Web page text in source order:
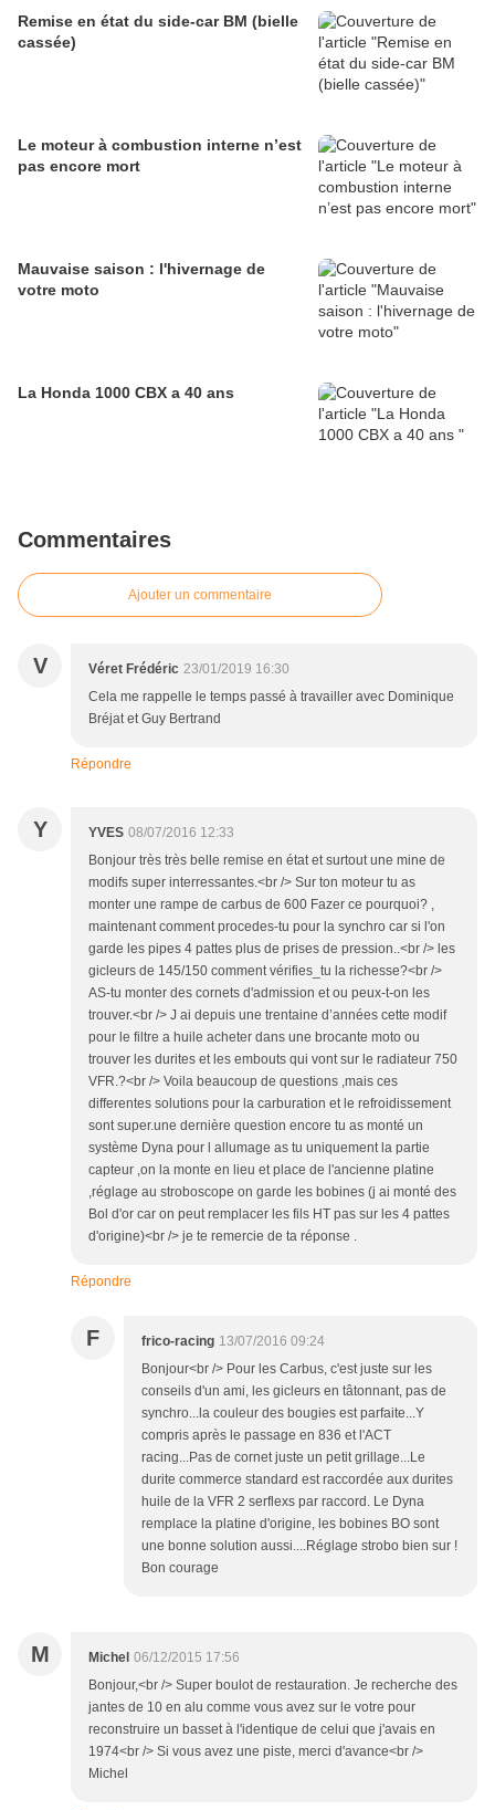
Remise en état du side-car BM (bielle
cassée)
Le moteur à combustion interne n’est
pas encore mort
Mauvaise saison : l'hivernage de
votre moto
La Honda 1000 CBX a 40 ans
Commentaires
Ajouter un commentaire
V Véret Frédéric 23/01/2019 16:30
Cela me rappelle le temps passé à travailler avec Dominique
Bréjat et Guy Bertrand
Répondre
Y YVES 08/07/2016 12:33
Bonjour très très belle remise en état et surtout une mine de
modifs super interressantes.<br /> Sur ton moteur tu as
monter une rampe de carbus de 600 Fazer ce pourquoi? ,
maintenant comment procedes-tu pour la synchro car si l'on
garde les pipes 4 pattes plus de prises de pression..<br /> les
gicleurs de 145/150 comment vérifies_tu la richesse?<br />
AS-tu monter des cornets d'admission et ou peux-t-on les
trouver.<br /> J ai depuis une trentaine d’années cette modif
pour le filtre a huile acheter dans une brocante moto ou
trouver les durites et les embouts qui vont sur le radiateur 750
VFR.?<br /> Voila beaucoup de questions ,mais ces
differentes solutions pour la carburation et le refroidissement
sont super.une dernière question encore tu as monté un
système Dyna pour l allumage as tu uniquement la partie
capteur ,on la monte en lieu et place de l'ancienne platine
,réglage au stroboscope on garde les bobines (j ai monté des
Bol d'or car on peut remplacer les fils HT pas sur les 4 pattes
d'origine)<br /> je te remercie de ta réponse .
Répondre
F frico-racing 13/07/2016 09:24
Bonjour<br /> Pour les Carbus, c'est juste sur les
conseils d'un ami, les gicleurs en tâtonnant, pas de
synchro...la couleur des bougies est parfaite...Y
compris après le passage en 836 et l'ACT
racing...Pas de cornet juste un petit grillage...Le
durite commerce standard est raccordée aux durites
huile de la VFR 2 serflexs par raccord. Le Dyna
remplace la platine d'origine, les bobines BO sont
une bonne solution aussi....Réglage strobo bien sur !
Bon courage
M Michel 06/12/2015 17:56
Bonjour,<br /> Super boulot de restauration. Je recherche des
jantes de 10 en alu comme vous avez sur le votre pour
reconstruire un basset à l'identique de celui que j'avais en
1974<br /> Si vous avez une piste, merci d'avance<br />
Michel